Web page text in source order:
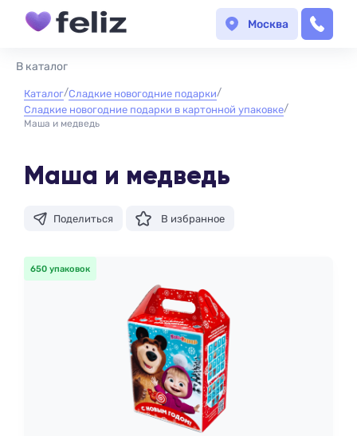
Москва
В каталог
Каталог Сладкие новогодние подарки
Сладкие новогодние подарки в картонной упаковке
Маша и медведь
Маша и медведь
Поделиться В избранное
650 упаковок